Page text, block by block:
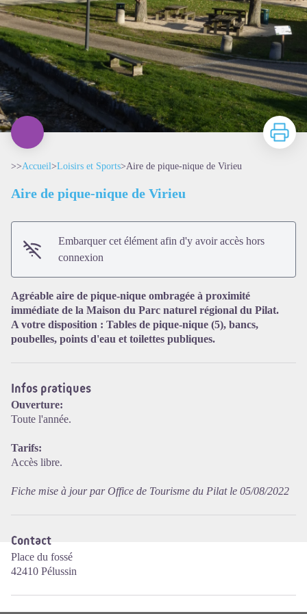
Voir l'image en plein écran
Imprimer
>>Accueil>Loisirs et Sports>Aire de pique-nique de Virieu
Aire de pique-nique de Virieu
Embarquer cet élément afin d'y avoir accès hors
connexion
Agréable aire de pique-nique ombragée à proximité
immédiate de la Maison du Parc naturel régional du Pilat.
A votre disposition : Tables de pique-nique (5), bancs,
poubelles, points d'eau et toilettes publiques.
Infos pratiques
Ouverture:
Toute l'année.
Tarifs:
Accès libre.
Fiche mise à jour par Office de Tourisme du Pilat le 05/08/2022
Contact
Place du fossé
42410 Pélussin